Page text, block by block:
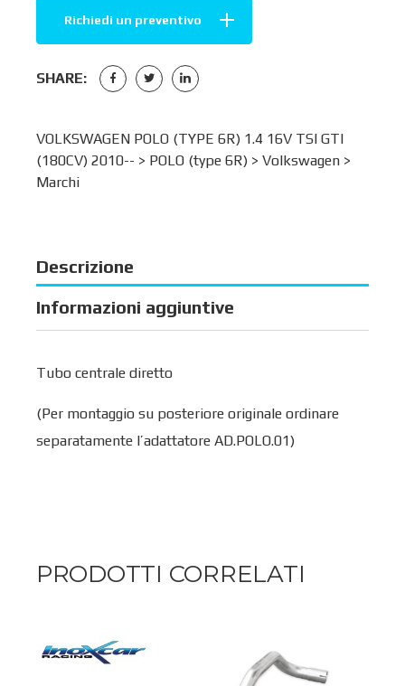
Richiedi un preventivo
SHARE:
VOLKSWAGEN POLO (TYPE 6R) 1.4 16V TSI GTI
(180CV) 2010-- > POLO (type 6R) > Volkswagen >
Marchi
Descrizione
Informazioni aggiuntive
Tubo centrale diretto
(Per montaggio su posteriore originale ordinare
separatamente l’adattatore AD.POLO.01)
PRODOTTI CORRELATI